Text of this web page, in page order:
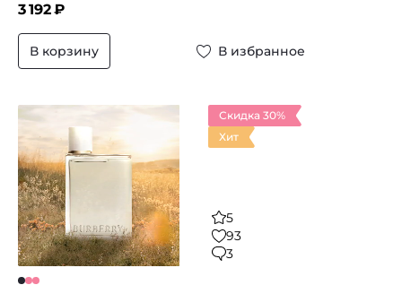
3 192₽
В корзину В избранное
Скидка 30%
Хит
5
93
3